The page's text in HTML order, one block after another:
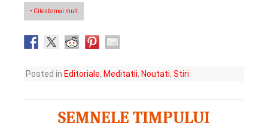
• Citeste mai mult
Posted in Editoriale, Meditatii, Noutati, Stiri.
SEMNELE TIMPULUI